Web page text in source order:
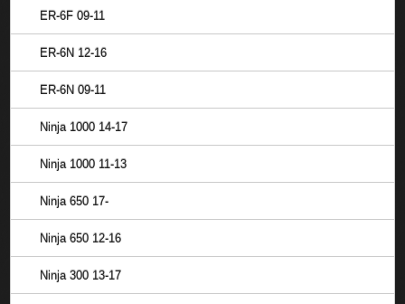
ER-6F 09-11
ER-6N 12-16
ER-6N 09-11
Ninja 1000 14-17
Ninja 1000 11-13
Ninja 650 17-
Ninja 650 12-16
Ninja 300 13-17